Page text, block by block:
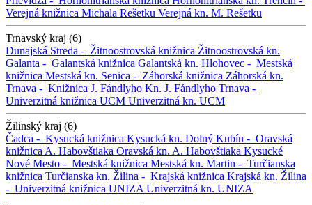
Verejná knižnica Michala Rešetku Verejná kn. M. Rešetku
Trnavský kraj (6)
Dunajská Streda - Žitnoostrovská knižnica Žitnoostrovská kn.
Galanta - Galantská knižnica Galantská kn. Hlohovec - Mestská
knižnica Mestská kn. Senica - Záhorská knižnica Záhorská kn.
Trnava - Knižnica J. Fándlyho Kn. J. Fándlyho Trnava -
Univerzitná knižnica UCM Univerzitná kn. UCM
Žilinský kraj (6)
Čadca - Kysucká knižnica Kysucká kn. Dolný Kubín - Oravská
knižnica A. Habovštiaka Oravská kn. A. Habovštiaka Kysucké
Nové Mesto - Mestská knižnica Mestská kn. Martin - Turčianska
knižnica Turčianska kn. Žilina - Krajská knižnica Krajská kn. Žilina
- Univerzitná knižnica UNIZA Univerzitná kn. UNIZA